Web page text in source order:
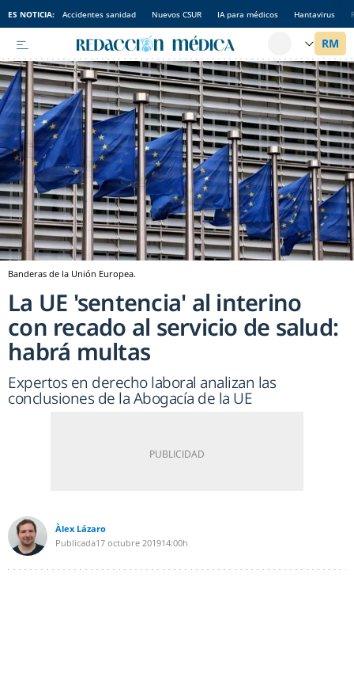
ES NOTICIA: Accidentes sanidad Nuevos CSUR IA para médicos Hantavirus
Banderas de la Unión Europea.
La UE 'sentencia' al interino
con recado al servicio de salud:
habrá multas
Expertos en derecho laboral analizan las
conclusiones de la Abogacía de la UE
Àlex Lázaro
Publicada17 octubre 201914:00h